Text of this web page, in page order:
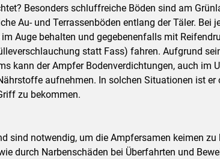
Besonders schluffreiche Böden sind am
Au- und Terrassenböden entlang der Täler. Bei
Auge behalten und gegebenenfalls mit
statt Fass) fahren. Aufgrund
kann der Ampfer Bodenverdichtungen, auch im
aufnehmen. In solchen Situationen ist er
zu bekommen.
sind notwendig, um die Ampfersamen keimen zu
durch Narbenschäden bei Überfahrten und